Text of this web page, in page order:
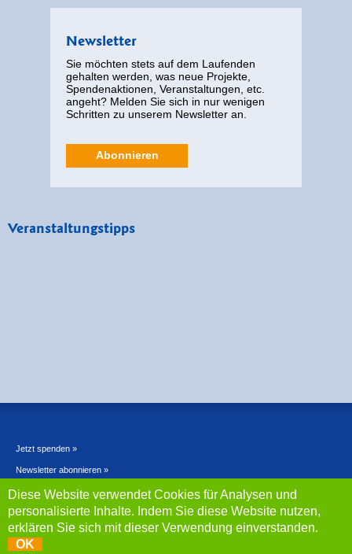
Diese Website verwendet Cookies für Analysen und
personalisierte Inhalte. Indem Sie diese Website nutzen,
erklären Sie sich mit dieser Verwendung einverstanden.
OK
Newsletter
Sie möchten stets auf dem Laufenden
gehalten werden, was neue Projekte,
Spendenaktionen, Veranstaltungen, etc.
angeht? Melden Sie sich in nur wenigen
Schritten zu unserem Newsletter an.
Abonnieren
Veranstaltungstipps
Jetzt spenden »
Newsletter abonnieren »
Kontakt »
Datenschutz »
Impressum »